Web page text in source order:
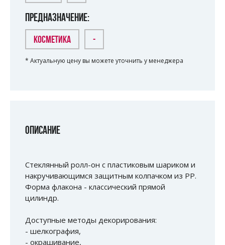
ПРЕДНАЗНАЧЕНИЕ:
КОСМЕТИКА -
* Актуальную цену вы можете уточнить у менеджера
ОПИСАНИЕ
Стеклянный ролл-он с пластиковым шариком и
накручивающимся защитным колпачком из РР.
Форма флакона - классический прямой
цилиндр.
Доступные методы декорирования:
- шелкография,
- окрашивание,